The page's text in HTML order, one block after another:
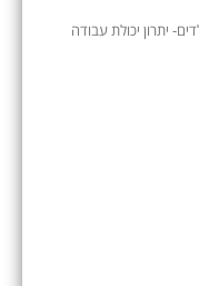
יתרון יכולת עבודה